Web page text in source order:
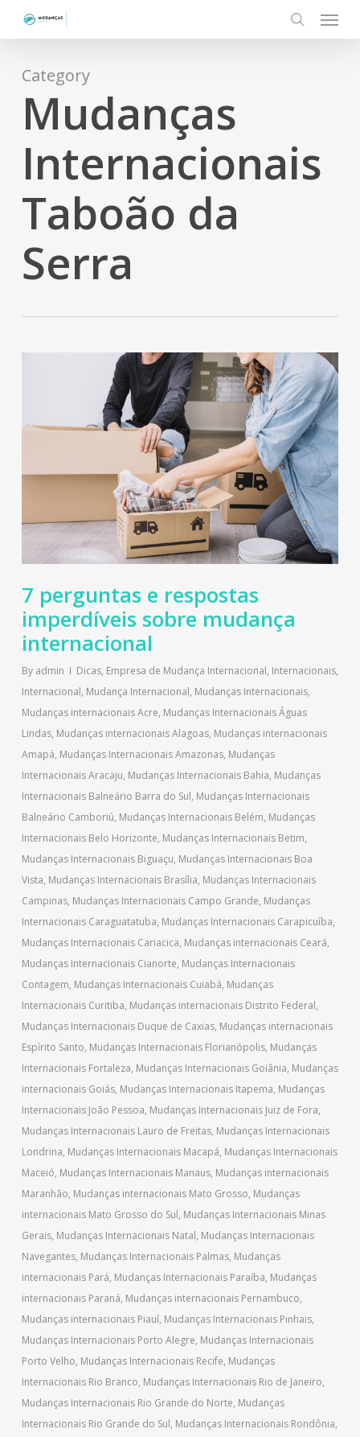
content
search
Menu
Category
Mudanças
Internacionais
Taboão da
Serra
7 perguntas e respostas
imperdíveis sobre mudança
internacional
By admin Dicas, Empresa de Mudança Internacional, Internacionais,
Internacional, Mudança Internacional, Mudanças Internacionais,
Mudanças internacionais Acre, Mudanças Internacionais Águas
Lindas, Mudanças internacionais Alagoas, Mudanças internacionais
Amapá, Mudanças Internacionais Amazonas, Mudanças
Internacionais Aracaju, Mudanças Internacionais Bahia, Mudanças
Internacionais Balneário Barra do Sul, Mudanças Internacionais
Balneário Camboriú, Mudanças Internacionais Belém, Mudanças
Internacionais Belo Horizonte, Mudanças Internacionais Betim,
Mudanças Internacionais Biguaçu, Mudanças Internacionais Boa
Vista, Mudanças Internacionais Brasília, Mudanças Internacionais
Campinas, Mudanças Internacionais Campo Grande, Mudanças
Internacionais Caraguatatuba, Mudanças Internacionais Carapicuíba,
Mudanças Internacionais Cariacica, Mudanças internacionais Ceará,
Mudanças Internacionais Cianorte, Mudanças Internacionais
Contagem, Mudanças Internacionais Cuiabá, Mudanças
Internacionais Curitiba, Mudanças internacionais Distrito Federal,
Mudanças Internacionais Duque de Caxias, Mudanças internacionais
Espírito Santo, Mudanças Internacionais Florianópolis, Mudanças
Internacionais Fortaleza, Mudanças Internacionais Goiânia, Mudanças
internacionais Goiás, Mudanças Internacionais Itapema, Mudanças
Internacionais João Pessoa, Mudanças Internacionais Juiz de Fora,
Mudanças Internacionais Lauro de Freitas, Mudanças Internacionais
Londrina, Mudanças Internacionais Macapá, Mudanças Internacionais
Maceió, Mudanças Internacionais Manaus, Mudanças internacionais
Maranhão, Mudanças internacionais Mato Grosso, Mudanças
internacionais Mato Grosso do Sul, Mudanças Internacionais Minas
Gerais, Mudanças Internacionais Natal, Mudanças Internacionais
Navegantes, Mudanças Internacionais Palmas, Mudanças
internacionais Pará, Mudanças Internacionais Paraíba, Mudanças
internacionais Paraná, Mudanças internacionais Pernambuco,
Mudanças internacionais Piauí, Mudanças Internacionais Pinhais,
Mudanças Internacionais Porto Alegre, Mudanças Internacionais
Porto Velho, Mudanças Internacionais Recife, Mudanças
Internacionais Rio Branco, Mudanças Internacionais Rio de Janeiro,
Mudanças Internacionais Rio Grande do Norte, Mudanças
Internacionais Rio Grande do Sul, Mudanças Internacionais Rondônia,